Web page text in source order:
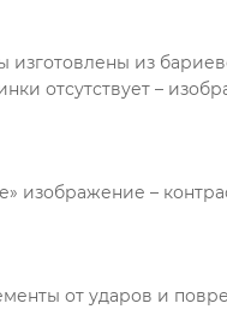
из
отсутствует –
изображение –
от ударов и